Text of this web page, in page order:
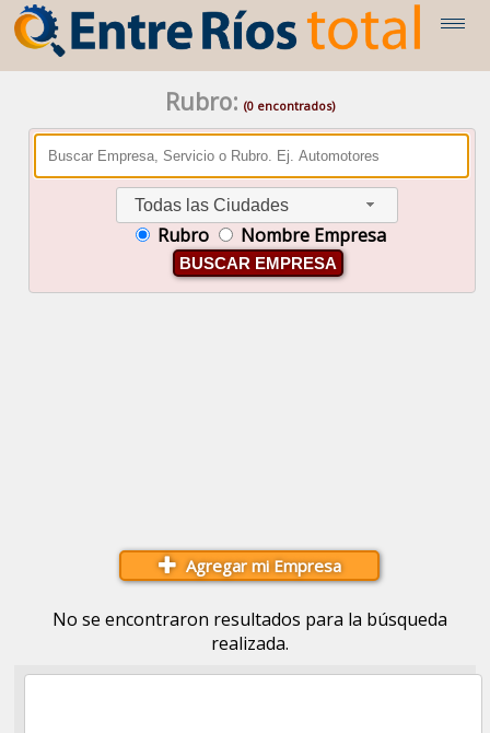
Rubro: (0 encontrados)
Todas las Ciudades
Rubro Nombre Empresa
BUSCAR EMPRESA
Agregar mi Empresa
No se encontraron resultados para la búsqueda
realizada.